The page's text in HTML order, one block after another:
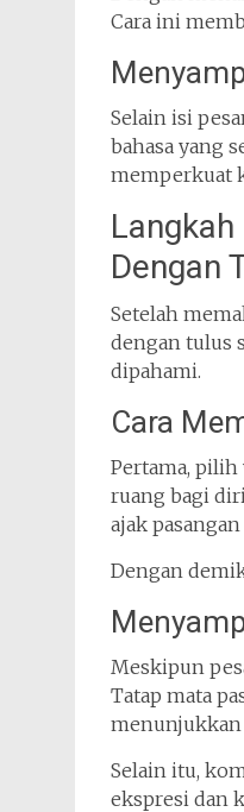
Cara ini
Selain isi
bahasa yang
memperkuat
Dengan
Setelah
dengan tulus
dipahami.
Cara
Pertama,
ruang bagi
ajak
Dengan
Meskipun
Tatap mata
menunjukkan
Selain itu,
ekspresi dan